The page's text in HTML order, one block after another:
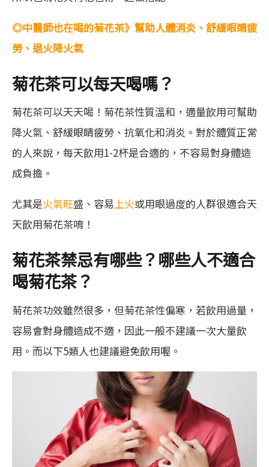
◎中醫師也在喝的菊花茶》幫助人體消炎、舒緩眼睛疲
勞、退火降火氣
菊花茶可以每天喝嗎？
菊花茶可以天天喝！菊花茶性質溫和，適量飲用可幫助
降火氣、舒緩眼睛疲勞、抗氧化和消炎。對於體質正常
的人來說，每天飲用1-2杯是合適的，不容易對身體造
成負擔。
尤其是火氣旺盛、容易上火或用眼過度的人群很適合天
天飲用菊花茶唷！
菊花茶禁忌有哪些？哪些人不適合
喝菊花茶？
菊花茶功效雖然很多，但菊花茶性偏寒，若飲用過量，
容易會對身體造成不適，因此一般不建議一次大量飲
用。而以下5類人也建議避免飲用喔。